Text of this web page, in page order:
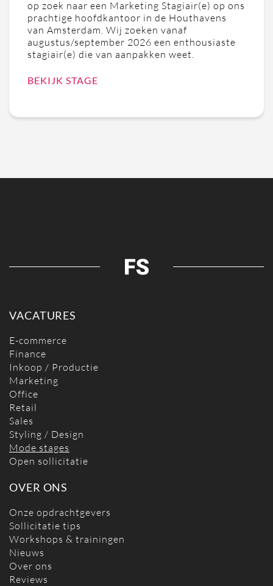
op zoek naar een Marketing Stagiair(e) op ons
prachtige hoofdkantoor in de Houthavens
van Amsterdam. Wij zoeken vanaf
augustus/september 2026 een enthousiaste
stagiair(e) die van aanpakken weet.
BEKIJK STAGE
VACATURES
E-commerce
Finance
Inkoop / Productie
Marketing
Office
Retail
Sales
Styling / Design
Mode stages
Open sollicitatie
OVER ONS
Onze opdrachtgevers
Sollicitatie tips
Workshops & trainingen
Nieuws
Over ons
Reviews